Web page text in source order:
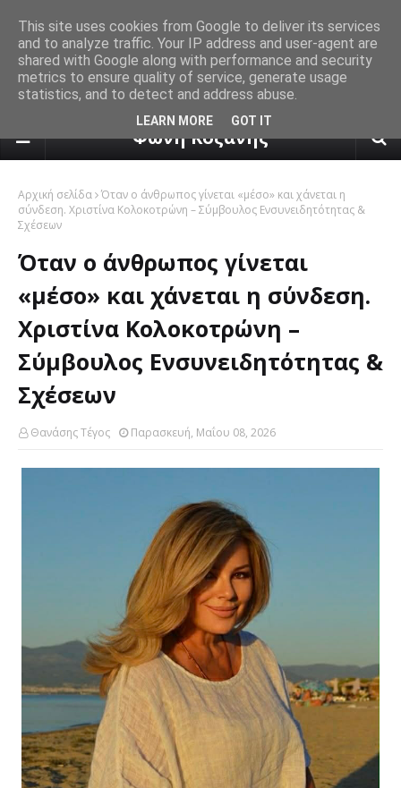
πρόγνωση καιρού από το
Φωνή Κοζάνης
Αρχική σελίδα Όταν ο άνθρωπος γίνεται «μέσο» και χάνεται η
σύνδεση. Χριστίνα Κολοκοτρώνη – Σύμβουλος Ενσυνειδητότητας &
Σχέσεων
Όταν ο άνθρωπος γίνεται
«μέσο» και χάνεται η σύνδεση.
Χριστίνα Κολοκοτρώνη –
Σύμβουλος Ενσυνειδητότητας &
Σχέσεων
Θανάσης Τέγος Παρασκευή, Μαΐου 08, 2026
This site uses cookies from Google to deliver its services
and to analyze traffic. Your IP address and user-agent are
shared with Google along with performance and security
metrics to ensure quality of service, generate usage
statistics, and to detect and address abuse.
LEARN MORE GOT IT